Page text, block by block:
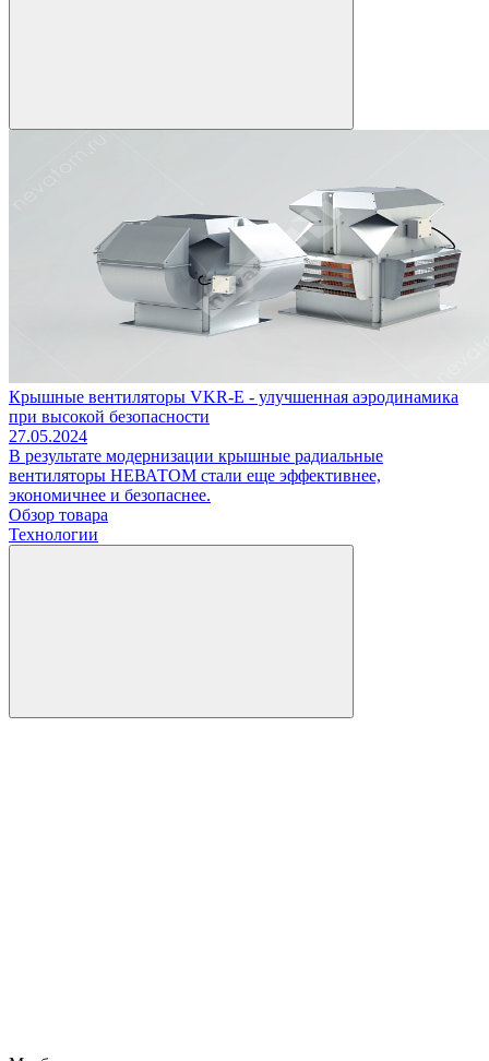
Крышные вентиляторы VKR-E - улучшенная аэродинамика
при высокой безопасности
27.05.2024
В результате модернизации крышные радиальные
вентиляторы НЕВАТОМ стали еще эффективнее,
экономичнее и безопаснее.
Обзор товара
Технологии